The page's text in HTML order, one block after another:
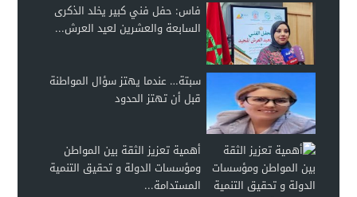
فاس: حفل فني كبير يخلد الذكرى
السابعة والعشرين لعيد العرش...
سبتة… عندما يهتز سؤال المواطنة
قبل أن تهتز الحدود
أهمية تعزيز الثقة بين المواطن
ومؤسسات الدولة و تحقيق التنمية
المستدامة...